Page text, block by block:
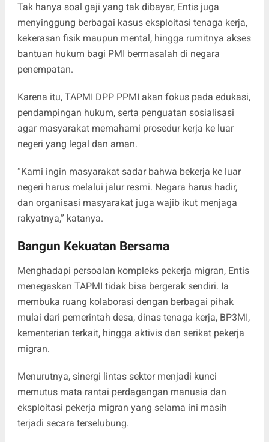
Tak hanya soal gaji yang tak dibayar, Entis juga
menyinggung berbagai kasus eksploitasi tenaga kerja,
kekerasan fisik maupun mental, hingga rumitnya akses
bantuan hukum bagi PMI bermasalah di negara
penempatan.
Karena itu, TAPMI DPP PPMI akan fokus pada edukasi,
pendampingan hukum, serta penguatan sosialisasi
agar masyarakat memahami prosedur kerja ke luar
negeri yang legal dan aman.
“Kami ingin masyarakat sadar bahwa bekerja ke luar
negeri harus melalui jalur resmi. Negara harus hadir,
dan organisasi masyarakat juga wajib ikut menjaga
rakyatnya,” katanya.
Bangun Kekuatan Bersama
Menghadapi persoalan kompleks pekerja migran, Entis
menegaskan TAPMI tidak bisa bergerak sendiri. Ia
membuka ruang kolaborasi dengan berbagai pihak
mulai dari pemerintah desa, dinas tenaga kerja, BP3MI,
kementerian terkait, hingga aktivis dan serikat pekerja
migran.
Menurutnya, sinergi lintas sektor menjadi kunci
memutus mata rantai perdagangan manusia dan
eksploitasi pekerja migran yang selama ini masih
terjadi secara terselubung.